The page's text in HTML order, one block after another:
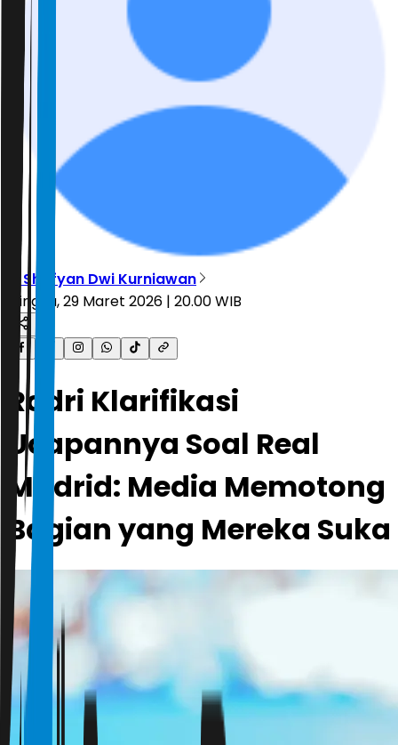
M Shofyan Dwi Kurniawan
Minggu, 29 Maret 2026 | 20.00 WIB
Rodri Klarifikasi
Ucapannya Soal Real
Madrid: Media Memotong
Bagian yang Mereka Suka